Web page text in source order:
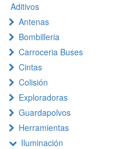
Aditivos
Antenas
Bombilleria
Carroceria Buses
Cintas
Colisión
Exploradoras
Guardapolvos
Herramientas
Iluminación